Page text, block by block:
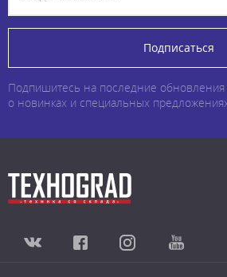
Подписаться
Подпишитесь на последние обновления
о новинках и специальных